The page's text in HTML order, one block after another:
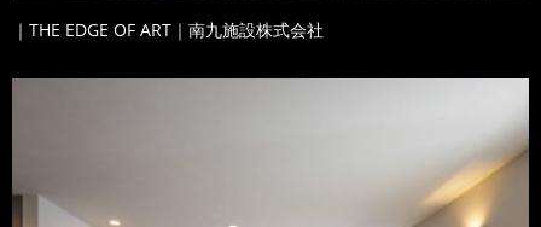
｜THE EDGE OF ART｜南九施設株式会社